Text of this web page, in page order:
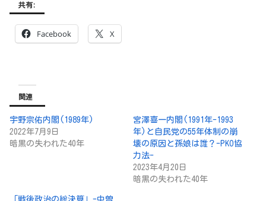
共有:
Facebook X
関連
宇野宗佑内閣(1989年)
2022年7月9日
暗黒の失われた40年
宮澤喜一内閣(1991年-1993
年)と自民党の55年体制の崩
壊の原因と孫娘は誰？-PKO協
力法-
2023年4月20日
暗黒の失われた40年